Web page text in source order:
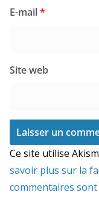
E-mail*
Site web
Ce site utilise
savoir plus sur la
commentaires